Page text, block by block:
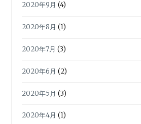
2020年9月 (4)
2020年8月 (1)
2020年7月 (3)
2020年6月 (2)
2020年5月 (3)
2020年4月 (1)